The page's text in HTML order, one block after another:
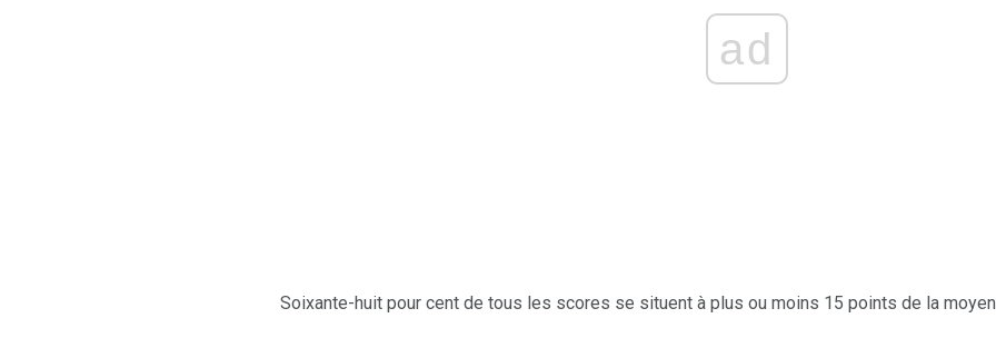
ad
Soixante-huit pour cent de tous les scores se situent à plus ou moins 15 points de la